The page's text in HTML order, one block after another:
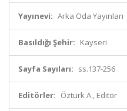
Yayınevi: Arka Oda Yayınları
Basıldığı Şehir: Kayseri
Sayfa Sayıları: ss.137-256
Editörler: Öztürk A., Editör